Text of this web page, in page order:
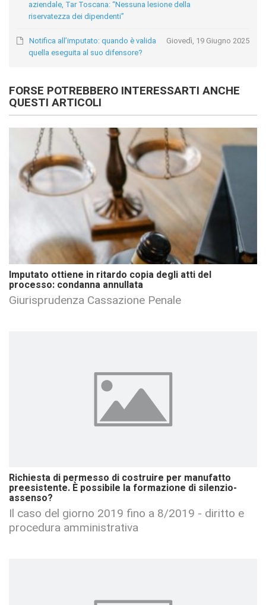
aziendale, Tar Toscana: “Nessuna lesione della
riservatezza dei dipendenti”
Giovedì, 19 Giugno 2025
Notifica all’imputato: quando è valida
quella eseguita al suo difensore?
FORSE POTREBBERO INTERESSARTI ANCHE
QUESTI ARTICOLI
Imputato ottiene in ritardo copia degli atti del
processo: condanna annullata
Giurisprudenza Cassazione Penale
Richiesta di permesso di costruire per manufatto
preesistente. È possibile la formazione di silenzio-
assenso?
Il caso del giorno 2019 fino a 8/2019 - diritto e
procedura amministrativa